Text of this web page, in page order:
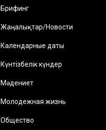
Брифинг
Жаңалықтар/Новости
Календарные даты
Күнтізбелік күндер
Мәдениет
Молодежная жизнь
Общество